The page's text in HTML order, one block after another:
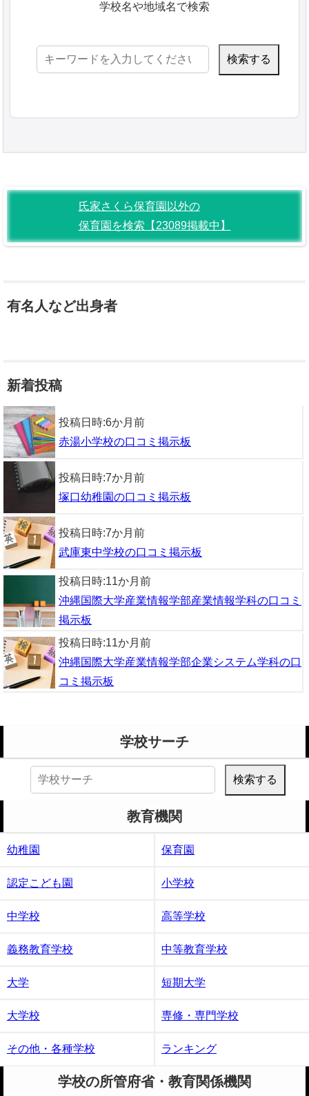
学校名や地域名で検索
検
氏家さくら保育園以外の
保育園を検索【23089掲載中】
有名人など出身者
新着投稿
投稿日時:6か月前
赤湯小学校の口コミ掲示板
投稿日時:7か月前
塚口幼稚園の口コミ掲示板
投稿日時:7か月前
武庫東中学校の口コミ掲示板
投稿日時:11か月前
沖縄国際大学産業情報学部産業情報学科の口コミ
掲示板
投稿日時:11か月前
沖縄国際大学産業情報学部企業システム学科の口
コミ掲示板
学校サーチ
検
教育機関
幼稚園 保育園
認定こども園 小学校
中学校 高等学校
義務教育学校 中等教育学校
大学 短期大学
大学校 専修・専門学校
その他・各種学校 ランキング
学校の所管府省・教育関係機関